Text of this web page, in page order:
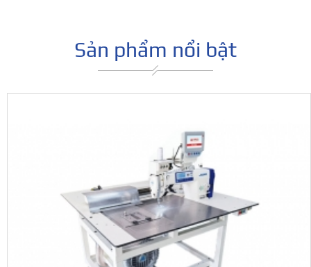
Sản phẩm nổi bật